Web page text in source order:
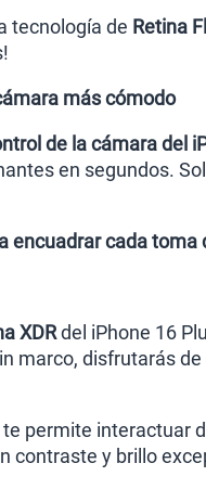
tecnología de Retina
más cómodo
de la cámara del
en segundos.
encuadrar cada toma
XDRdel iPhone 16
marco, disfrutarás
permite interactuar
contraste y brillo